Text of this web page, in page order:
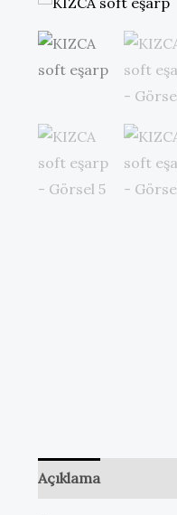
Açıklama